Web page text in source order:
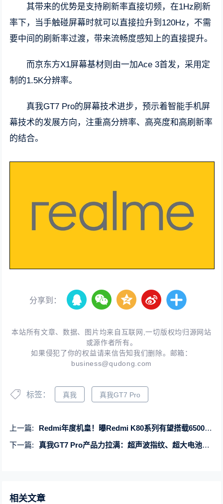
其带来的优势是支持刷新率直接切频，在1Hz刷新
率下，当手触碰屏幕时就可以直接拉升到120Hz，不需
要中间的刷新率过渡，带来流畅度感知上的直接提升。
而京东方X1屏幕基材则由一加Ace 3首发，采用定
制的1.5K分辨率。
真我GT7 Pro的屏幕技术进步，预示着智能手机屏
幕技术的发展方向，注重高分辨率、高亮度和高刷新率
的结合。
分享到：
本站所有文章、数据、图片均来自互联网,一切版权均归源网站
或源作者所有。
如果侵犯了你的权益请来信告知我们删除。邮箱：
business@qudong.com
标签： 真我 真我GT7 Pro
上一篇:
Redmi年度机皇！曝Redmi K80系列有望搭载6500mAh超大电池
下一篇:
真我GT7 Pro产品力拉满：超声波指纹、超大电池、百瓦快充均在列
相关文章